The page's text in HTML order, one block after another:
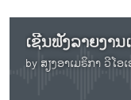
ພາສາຕ່າງໆ
by ສຽງອາເມຣິກາ ວີໂອ
No